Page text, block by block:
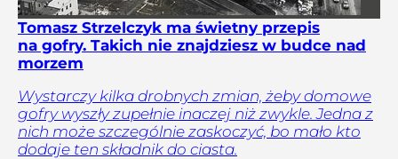
Tomasz Strzelczyk ma świetny przepis
na gofry. Takich nie znajdziesz w budce nad
morzem
Wystarczy kilka drobnych zmian, żeby domowe
gofry wyszły zupełnie inaczej niż zwykle. Jedna z
nich może szczególnie zaskoczyć, bo mało kto
dodaje ten składnik do ciasta.